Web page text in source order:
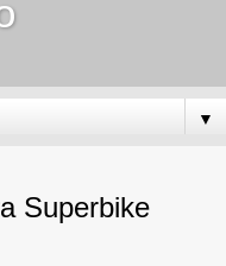
▼
Superbike